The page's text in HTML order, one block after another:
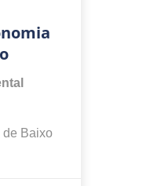
de Baixo